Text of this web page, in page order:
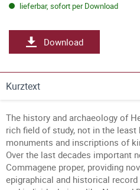
lieferbar, sofort per Download
Download
Kurztext
The history and archaeology of
rich field of study, not in the
monuments and inscriptions of
Over the last decades important
Commagene proper, providing
epigraphical and historical